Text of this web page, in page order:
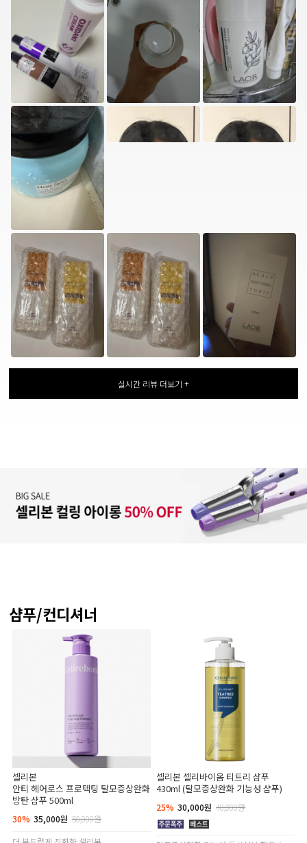
실시간 리뷰 더보기 +
샴푸/컨디셔너
셀리본
안티 헤어로스 프로텍팅 탈모증상완화
방탄 샴푸 500ml
30% 35,000원 50,000원
셀리본 셀리바이옴 티트리 샴푸
430ml (탈모증상완화 기능성 샴푸)
25% 30,000원 40,000원